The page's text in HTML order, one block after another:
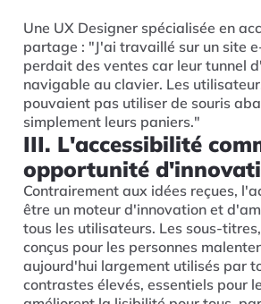
Une UX Designer spécialisée en
partage : "J'ai travaillé sur un site
perdait des ventes car leur tunnel
navigable au clavier. Les
pouvaient pas utiliser de souris
simplement leurs paniers."
III. L'accessibilité
opportunité
Contrairement aux idées reçues,
être un moteur d'innovation et
tous les utilisateurs. Les sous-
conçus pour les personnes
aujourd'hui largement utilisés par
contrastes élevés, essentiels pour